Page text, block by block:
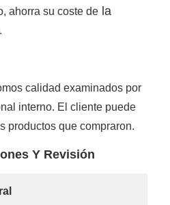
ahorra su coste dela
calidad examinados por
interno. El cliente puede
productos que compraron.
Y Revisión